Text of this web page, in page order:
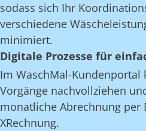
sodass sich Ihr
verschiedene
minimiert.
Digitale Prozesse für
Im WaschMal-Kundenportal
Vorgänge nachvollziehen
monatliche Abrechnung per
XRechnung.